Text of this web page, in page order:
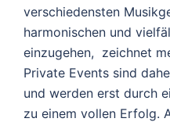
verschiedensten
harmonischen und
einzugehen, zeichnet
Private Events sind
und werden erst durch
zu einem vollen Erfolg.